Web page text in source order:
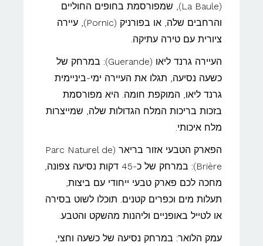
(La Baule), שמפורסמת בחופים החוליים
והרחבים שלה, או בפורניק (Pornic), עיירה
ציורית עם טירה עתיקה.
העיירה גרנד ליאו (Guerande): במרחק של
כשעה נסיעה, תגלו את העיירה ימי-ביניימית
גרנד ליאו, המוקפת חומה. היא מפורסמת
בזכות בריכות המלח הגדולות שלה, שמייצרות
מלח איכותי.
הפארק הטבעי אזור בריאר (Parc Naturel de
Brière): במרחק של כ-45 דקות נסיעה צפונה,
מחכה לכם פארק טבעי ייחודי עם ביצות,
תעלות מים וכפרים קטנים. תוכלו לשוט בסירה
או לטייל באופניים וליהנות מהשקט והטבע.
עמק הלואר: במרחק נסיעה של כשעה וחצי,